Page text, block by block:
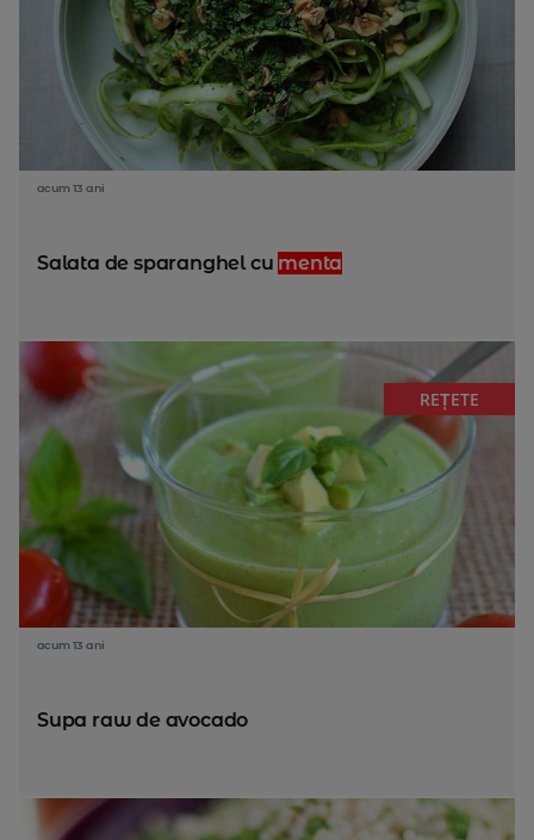
acum 13 ani
Salata de sparanghel cu menta
REȚETE
acum 13 ani
Supa raw de avocado